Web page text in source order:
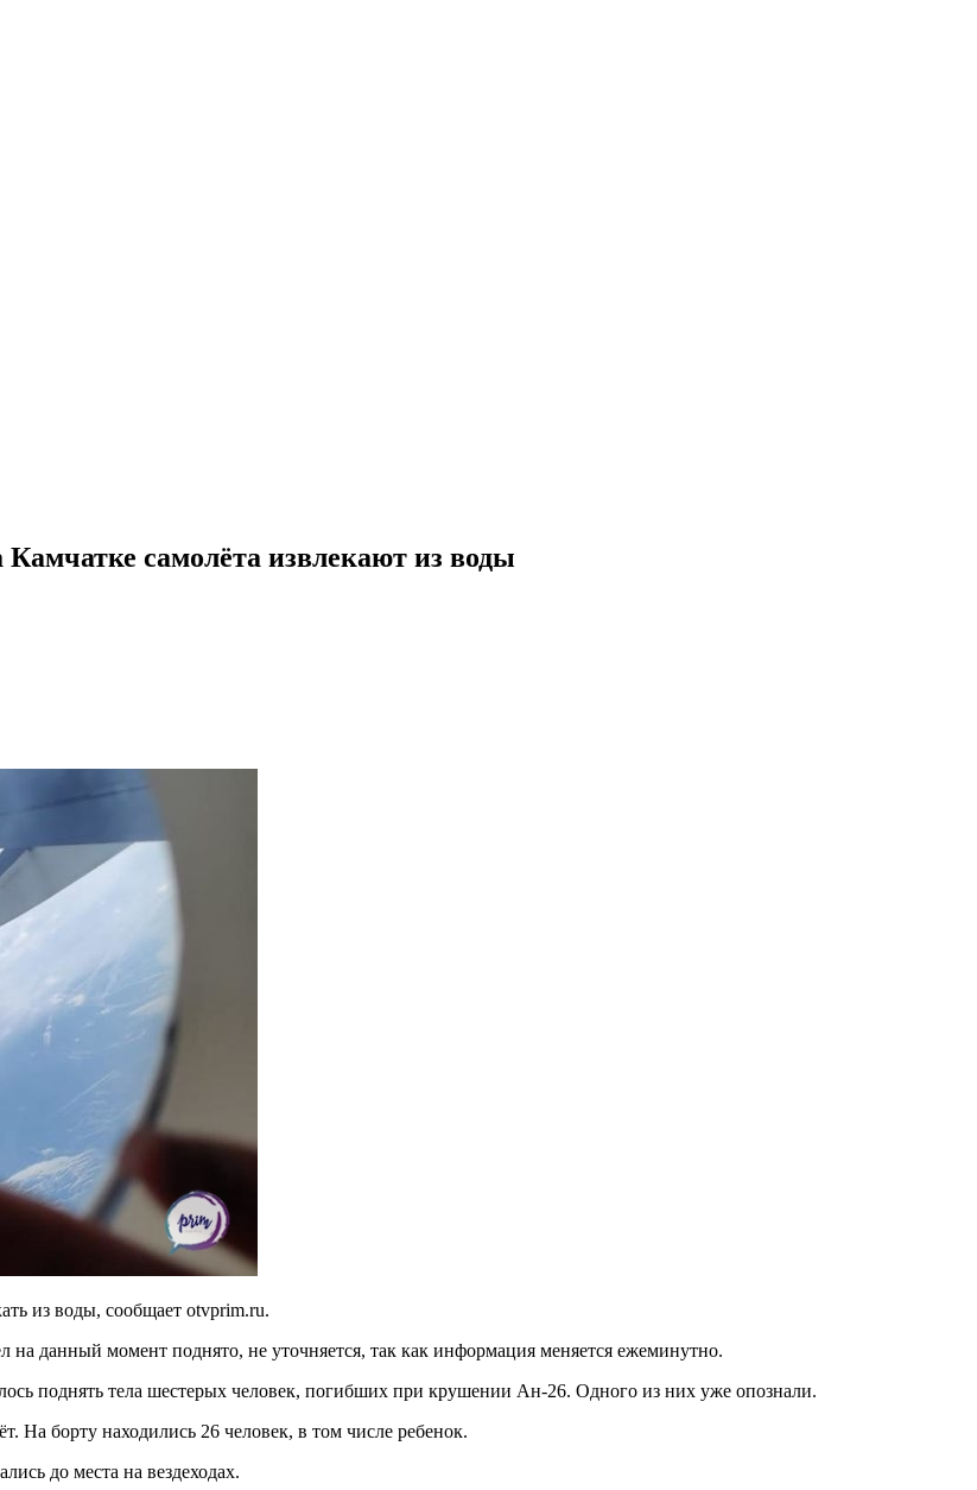
самолёта извлекают из воды
из воды, сообщает otvprim.ru.
на данный момент поднято, не уточняется, так как информация меняется ежеминутно.
поднять тела шестерых человек, погибших при крушении Ан-26. Одного из них уже опознали.
На борту находились 26 человек, в том числе ребенок.
до места на вездеходах.